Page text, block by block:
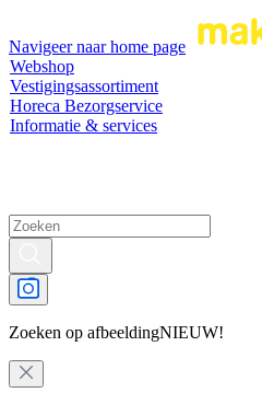
Navigeer naar home page
Webshop
Vestigingsassortiment
Horeca Bezorgservice
Informatie & services
Zoeken op afbeeldingNIEUW!